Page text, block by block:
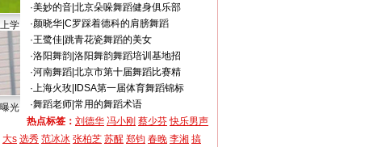
学
光
·美妙的音| 北京朵哚舞蹈健身俱乐部
·颜晓华| C罗踩着德科的肩膀舞蹈
·王鹭佳| 跳青花瓷舞蹈的美女
·洛阳舞韵| 洛阳舞韵舞蹈培训基地招
·河南舞蹈| 北京市第十届舞蹈比赛精
·上海火玫
IDSA第一届体育舞蹈锦标
·舞蹈老师| 常用的舞蹈术语
热点标签： 刘德华 冯小刚 蔡少芬 快乐男声
大s 选秀 范冰冰 张柏芝 苏醒 郑钧 春晚 李湘 搞